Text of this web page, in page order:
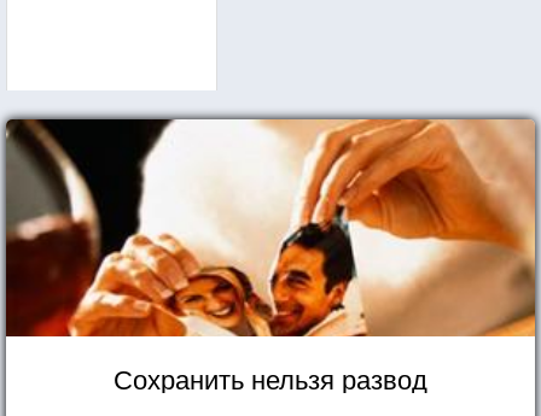
Сохранить нельзя развод